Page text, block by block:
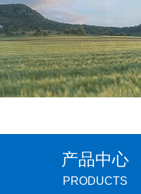
产品中心
PRODUCTS